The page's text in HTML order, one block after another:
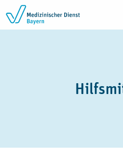
Zum Inhalt springen